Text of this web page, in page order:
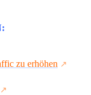
zu erhöhen